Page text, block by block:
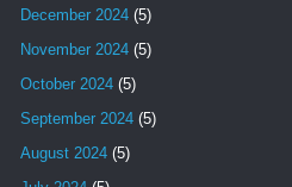
December 2024 (5)
November 2024 (5)
October 2024 (5)
September 2024 (5)
August 2024 (5)